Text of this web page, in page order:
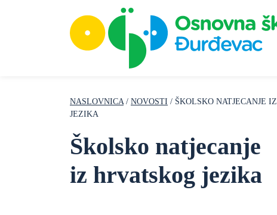
NASLOVNICA / NOVOSTI / ŠKOLSKO NATJECANJE
JEZIKA
Školsko natjecanje
iz hrvatskog jezika